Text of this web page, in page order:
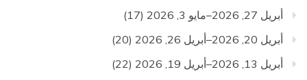
أبريل 27, 2026–مايو 3, 2026
(17)
أبريل 20, 2026–أبريل 26, 2026
(20)
أبريل 13, 2026–أبريل 19, 2026
(22)